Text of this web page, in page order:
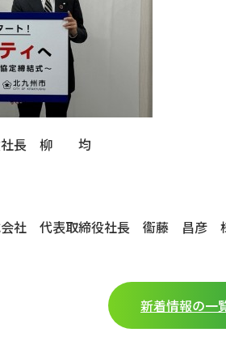
役社長 柳 均
式会社 代表取締役社長 衞藤 昌彦
新着情報の一